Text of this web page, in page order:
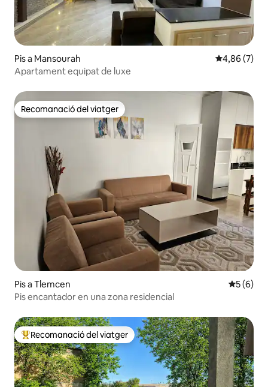
Pis a Mansourah 4,86 de
4,86 (7)
Apartament equipat de luxe
Recomanació del viatger
Recomanació del viatger
Pis a Tlemcen 5 de
5 (6)
Pis encantador en una zona residencial
Principals recomanacions dels viatgers
Recomanació del viatger